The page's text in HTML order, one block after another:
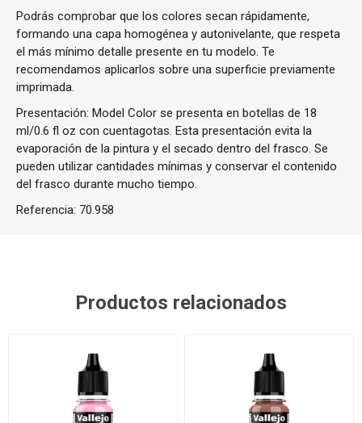
Podrás comprobar que los colores secan rápidamente,
formando una capa homogénea y autonivelante, que respeta
el más mínimo detalle presente en tu modelo. Te
recomendamos aplicarlos sobre una superficie previamente
imprimada.
Presentación: Model Color se presenta en botellas de 18
ml/0.6 fl oz con cuentagotas. Esta presentación evita la
evaporación de la pintura y el secado dentro del frasco. Se
pueden utilizar cantidades mínimas y conservar el contenido
del frasco durante mucho tiempo.
Referencia: 70.958
Productos relacionados